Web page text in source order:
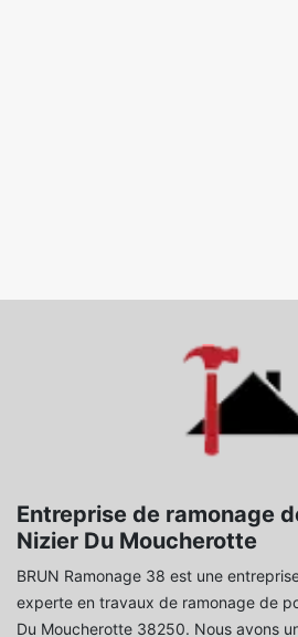
Entreprise de ramonage
Nizier Du Moucherotte
BRUN Ramonage 38 est une
experte en travaux de ramonage de
Du Moucherotte 38250. Nous avons